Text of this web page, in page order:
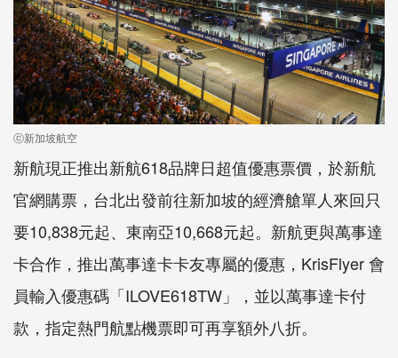
ⓒ新加坡航空
新航現正推出新航618品牌日超值優惠票價，於新航
官網購票，台北出發前往新加坡的經濟艙單人來回只
要10,838元起、東南亞10,668元起。新航更與萬事達
卡合作，推出萬事達卡卡友專屬的優惠， KrisFlyer會
員輸入優惠碼「ILOVE618TW 」，並以萬事達卡付
款，指定熱門航點機票即可再享額外八折。